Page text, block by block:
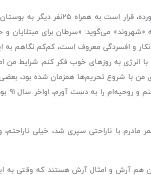
آرش که اکنون در کمال ناباوری بسیاری از اطرافیان و حتی برخی از
می‌گوید: «سرطان برای مبتلایان و
در بین مبتلایان به سرطان به دوران انکار و افسردگی معروف است،
انرژی به روزهای خوب فکر کنم. شرایط من
با شروع تحریم‌ها همزمان شده بود، بعضی
نبود
مادرم با ناراحتی سپری شد، خیلی
آرش و امثال آرش هستند که وقتی به این